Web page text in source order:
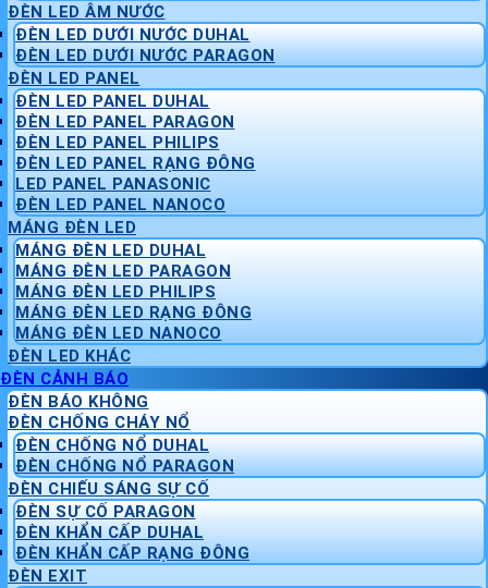
ĐÈN LED ÂM NƯỚC
ĐÈN LED DƯỚI NƯỚC DUHAL
ĐÈN LED DƯỚI NƯỚC PARAGON
ĐÈN LED PANEL
ĐÈN LED PANEL DUHAL
ĐÈN LED PANEL PARAGON
ĐÈN LED PANEL PHILIPS
ĐÈN LED PANEL RẠNG ĐÔNG
LED PANEL PANASONIC
ĐÈN LED PANEL NANOCO
MÁNG ĐÈN LED
MÁNG ĐÈN LED DUHAL
MÁNG ĐÈN LED PARAGON
MÁNG ĐÈN LED PHILIPS
MÁNG ĐÈN LED RẠNG ĐÔNG
MÁNG ĐÈN LED NANOCO
ĐÈN LED KHÁC
ĐÈN CẢNH BÁO
ĐÈN BÁO KHÔNG
ĐÈN CHỐNG CHÁY NỔ
ĐÈN CHỐNG NỔ DUHAL
ĐÈN CHỐNG NỔ PARAGON
ĐÈN CHIẾU SÁNG SỰ CỐ
ĐÈN SỰ CỐ PARAGON
ĐÈN KHẨN CẤP DUHAL
ĐÈN KHẨN CẤP RẠNG ĐÔNG
ĐÈN EXIT